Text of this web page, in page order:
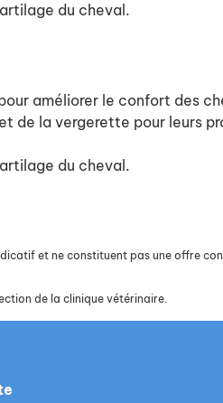
du cheval.
améliorer le confort des
de la vergerette pour leurs
du cheval.
et ne constituent pas une offre
de la clinique vétérinaire.